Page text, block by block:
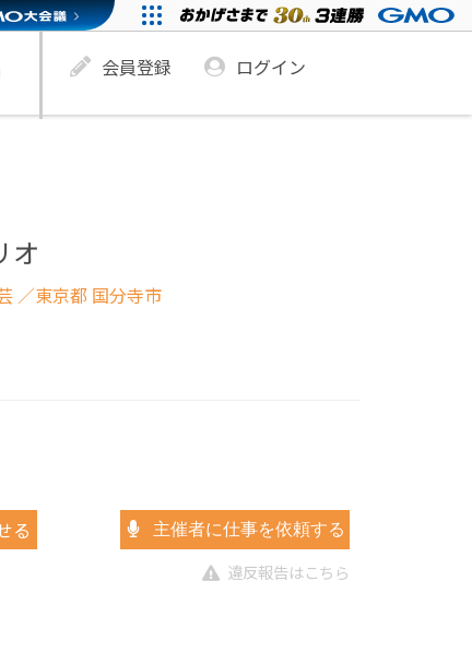
会員登録 ログイン
オ
／東京都 国分寺市
る 主催者に仕事を依頼する
違反報告はこちら